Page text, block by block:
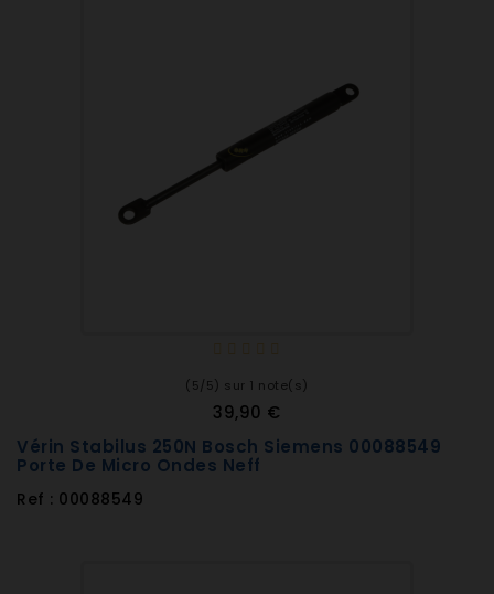
(5/5) sur 1 note(s)
39,90 €
Vérin Stabilus 250N Bosch Siemens 00088549
Porte De Micro Ondes Neff
Ref : 00088549